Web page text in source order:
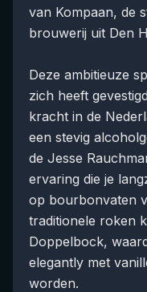
van Kompaan, de
brouwerij uit Den
Deze ambitieuze
zich heeft
kracht in de
een stevig
de Jesse
ervaring die je
op bourbonvaten
traditionele roken
Doppelbock,
elegantly met
worden.